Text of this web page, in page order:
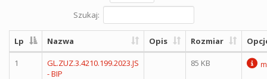
Szukaj:
Lp Nazwa Opis Rozmiar
1
GL.ZUZ.3.4210.199.2023.JS
- BIP
85 KB